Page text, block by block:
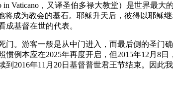
Vaticano，又译圣伯多禄大教堂）是世界最
成为教会的基石。耶稣升天后，彼得以耶稣
基督在世的代表。
。游客一般是从中门进入，而最后侧的圣门
例本应在2025年再度开启，但2015年12月8
2016年11月20日基督普世君王节结束。因此